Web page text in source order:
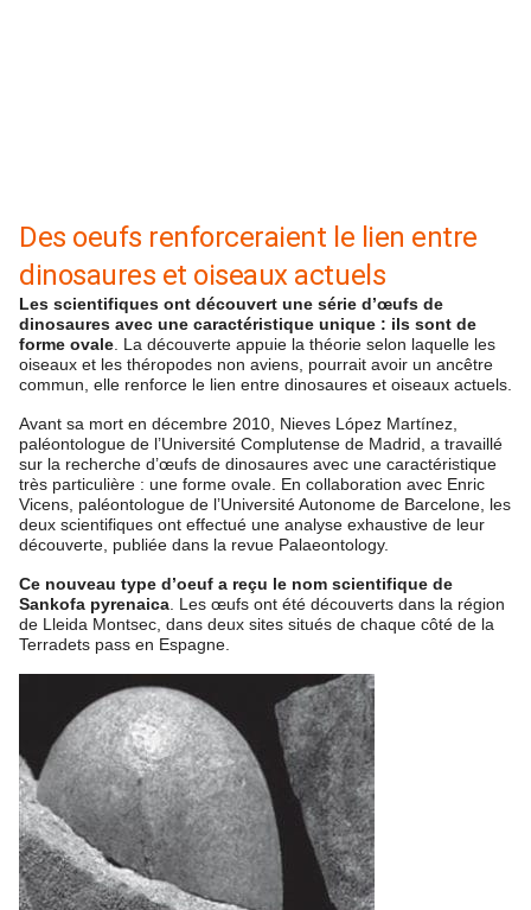
Des oeufs renforceraient le lien entre
dinosaures et oiseaux actuels
Les scientifiques ont découvert une série d’œufs de
dinosaures avec une caractéristique unique : ils sont de
forme ovale . La découverte appuie la théorie selon laquelle les
oiseaux et les théropodes non aviens, pourrait avoir un ancêtre
commun, elle renforce le lien entre dinosaures et oiseaux actuels.
Avant sa mort en décembre 2010, Nieves López Martínez,
paléontologue de l’Université Complutense de Madrid, a travaillé
sur la recherche d’œufs de dinosaures avec une caractéristique
très particulière : une forme ovale. En collaboration avec Enric
Vicens, paléontologue de l’Université Autonome de Barcelone, les
deux scientifiques ont effectué une analyse exhaustive de leur
découverte, publiée dans la revue Palaeontology.
Ce nouveau type d’oeuf a reçu le nom scientifique de
Sankofa pyrenaica . Les œufs ont été découverts dans la région
de Lleida Montsec, dans deux sites situés de chaque côté de la
Terradets pass en Espagne.